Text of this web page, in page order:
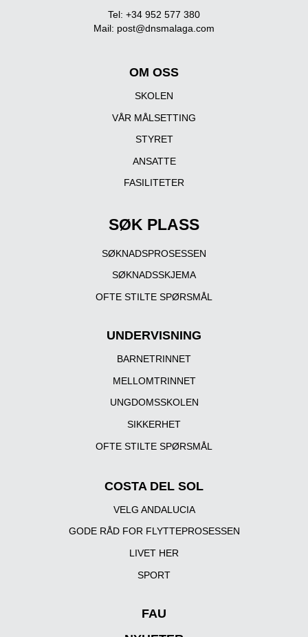
Tel: +34 952 577 380
Mail: post@dnsmalaga.com
OM OSS
SKOLEN
VÅR MÅLSETTING
STYRET
ANSATTE
FASILITETER
SØK PLASS
SØKNADSPROSESSEN
SØKNADSSKJEMA
OFTE STILTE SPØRSMÅL
UNDERVISNING
BARNETRINNET
MELLOMTRINNET
UNGDOMSSKOLEN
SIKKERHET
OFTE STILTE SPØRSMÅL
COSTA DEL SOL
VELG ANDALUCIA
GODE RÅD FOR FLYTTEPROSESSEN
LIVET HER
SPORT
FAU